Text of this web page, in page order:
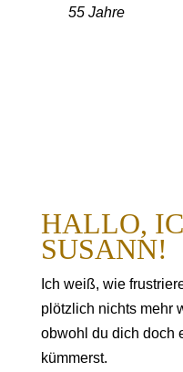
55 Jahre
HALLO,
SUSANN!
Ich weiß, wie
plötzlich nichts mehr
obwohl du dich doch
kümmerst.